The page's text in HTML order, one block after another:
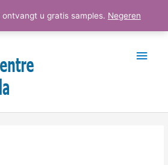
ontvangt u gratis samples. Negeren